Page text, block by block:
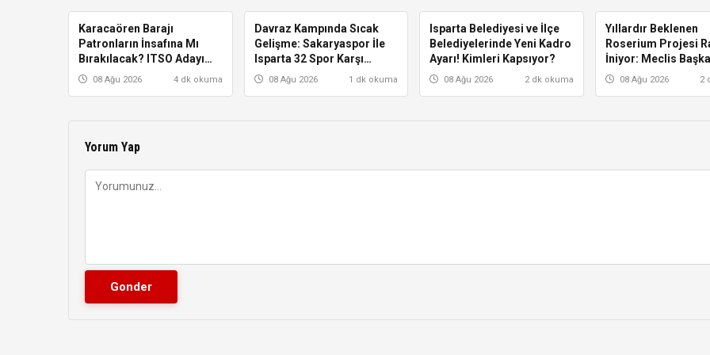
ISPARTA
Karacaören Barajı
Patronların İnsafına Mı
Bırakılacak? ITSO Adayı
Karabulut’a Sert Tepki
08 Ağu 2026 4 dk okuma
ISPARTA
Davraz Kampında Sıcak
Gelişme: Sakaryaspor İle
Isparta 32 Spor Karşı
Karşıya Gelecek!
08 Ağu 2026 1 dk okuma
ISPARTA
Isparta Belediyesi ve İlçe
Belediyelerinde Yeni Kadro
Ayarı! Kimleri Kapsıyor?
08 Ağu 2026 2 dk okuma
ISPARTA
Yıllardır Beklenen
Roserium Projesi
İniyor: Meclis
Ertuğrul’dan
Heyecanlandıran
08 Ağu 2026 2
Yorum Yap